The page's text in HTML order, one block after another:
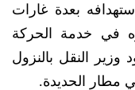
بعدة غارات
في خدمة الحركة
وزير النقل بالنزول
مطار الحديدة.